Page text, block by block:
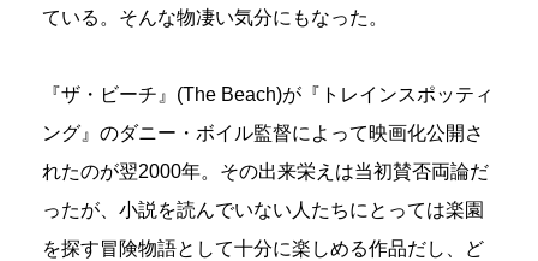
ている。そんな物凄い気分にもなった。
『ザ・ビーチ』(The Beach)が『トレインスポッティ
ング』のダニー・ボイル監督によって映画化公開さ
れたのが翌2000年。その出来栄えは当初賛否両論だ
ったが、小説を読んでいない人たちにとっては楽園
を探す冒険物語として十分に楽しめる作品だし、ど